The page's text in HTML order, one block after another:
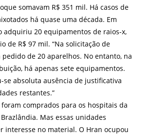
somavam R$ 351 mil. Há casos de
há quase uma década. Em
adquiriu 20 equipamentos de raios-x,
de R$ 97 mil. “Na solicitação de
pedido de 20 aparelhos. No entanto, na
há apenas sete equipamentos.
se absoluta ausência de justificativa
restantes.”
comprados para os hospitais da
Mas essas unidades
interesse no material. O Hran ocupou